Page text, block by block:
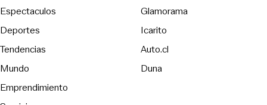
Espectaculos
Deportes
Tendencias
Mundo
Emprendimiento
Glamorama
Icarito
Auto.cl
DunaOpens in new window